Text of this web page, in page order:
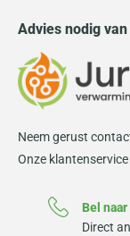
Advies nodig
Neem gerust
Onze
Bel
Direct